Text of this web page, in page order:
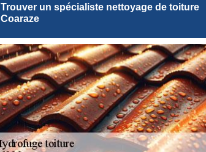
Trouver un spécialiste nettoyage de toiture
Coaraze